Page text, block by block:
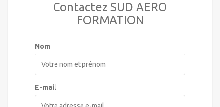
Contactez SUD AERO
FORMATION
Nom
E-mail